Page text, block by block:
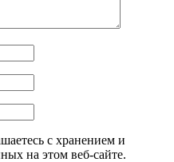
с хранением и
на этом веб-сайте.